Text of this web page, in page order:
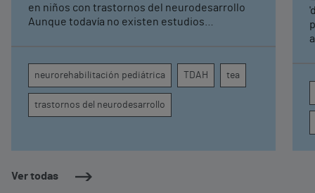
Ver todas
pediátrica de Vithas
en niños con trastornos del neurodesarrollo
Aunque todavía no existen estudios
atención, la regulación emocional y la
conducta
neurorehabilitación pediátrica TDAH tea
trastornos del neurodesarrollo